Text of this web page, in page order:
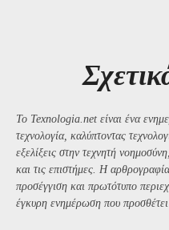
Το Texnologia.net είναι ένα
τεχνολογία, καλύπτοντας
εξελίξεις στην τεχνητή
και τις επιστήμες. Η
προσέγγιση και πρωτότυπο
έγκυρη ενημέρωση που